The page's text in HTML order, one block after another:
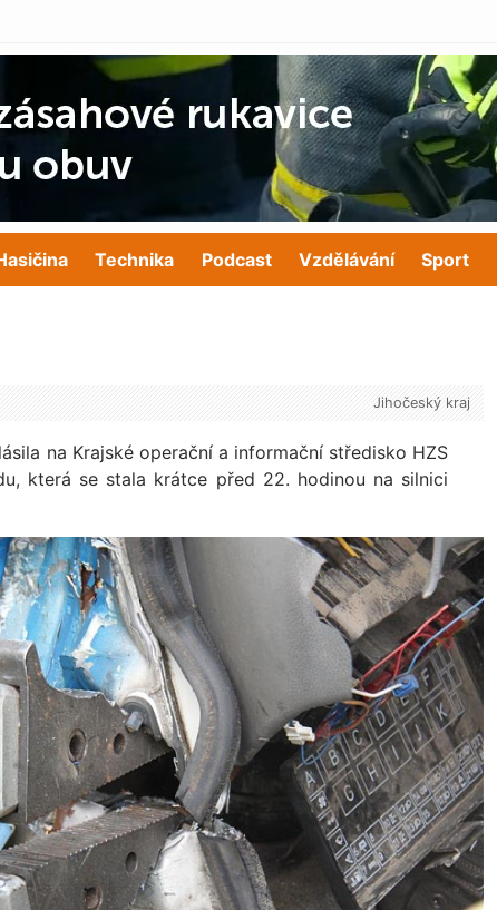
Technika Podcast Vzdělávání Sport
Jihočeský kraj
na Krajské operační a informační středisko HZS
která se stala krátce před 22. hodinou na silnici